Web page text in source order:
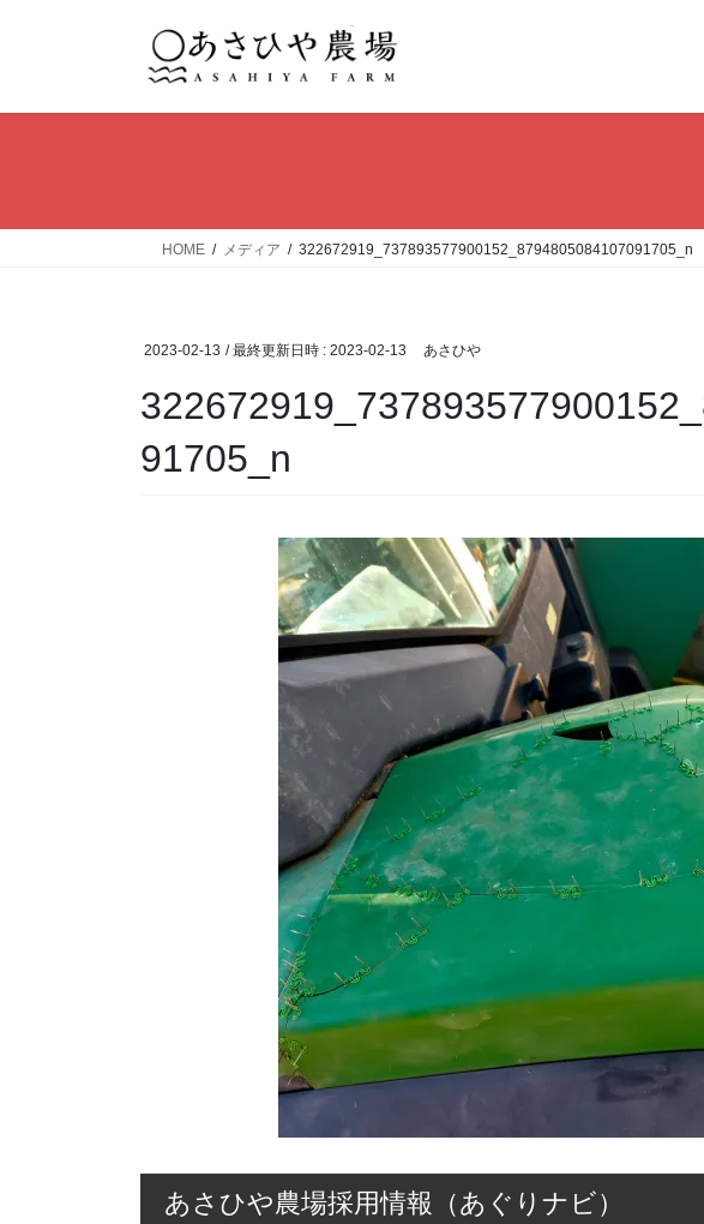
HOME メディア 322672919_737893577900152_8794805084107091705_n
2023-02-13 / 最終更新日時 : 2023-02-13 あさひや
91705_n
あさひや農場採用情報（あぐりナビ）